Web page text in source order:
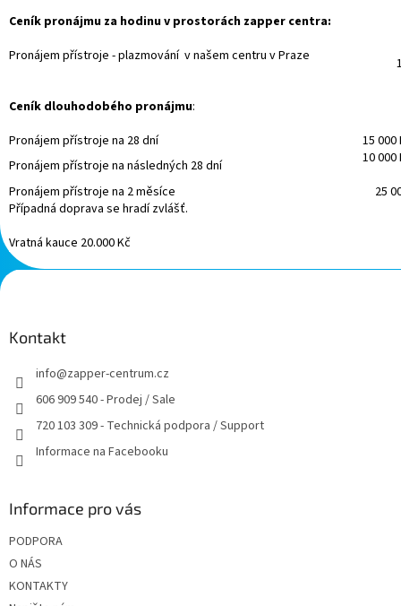
Ceník pronájmu za hodinu v prostorách zapper centra:
Pronájem přístroje - plazmování v našem centru v Praze
Ceník dlouhodobého pronájmu:
Pronájem přístroje na 28 dní
15 000
Pronájem přístroje na následných 28 dní
10
Pronájem přístroje na 2 měsíce
25
Případná doprava se hradí zvlášť.
Vratná kauce 20.000 Kč
Z
á
Kontakt
info@zapper-centrum.cz
606 909 540 - Prodej / Sale
720 103 309 - Technická podpora / Support
Informace na Facebooku
Informace pro vás
PODPORA
O NÁS
KONTAKTY